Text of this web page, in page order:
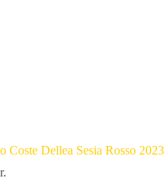
Coste Dellea Sesia Rosso 2023